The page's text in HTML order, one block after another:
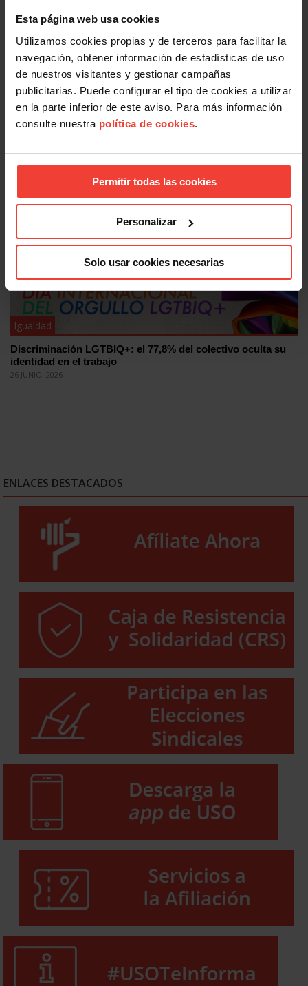
Esta página web usa cookies
Utilizamos cookies propias y de terceros para facilitar la
navegación, obtener información de estadísticas de uso
de nuestros visitantes y gestionar campañas
publicitarias. Puede configurar el tipo de cookies a utilizar
en la parte inferior de este aviso. Para más información
consulte nuestra política de cookies.
Permitir todas las cookies
Personalizar
Solo usar cookies necesarias
Igualdad
El Consejo de Ministros y Ministras aprueba el Proyecto de
Ley Orgánica de Violencia Vicaria
Igualdad
Discriminación LGTBIQ+: el 77,8% del colectivo oculta su
identidad en el trabajo
26 JUNIO, 2026
ENLACES DESTACADOS